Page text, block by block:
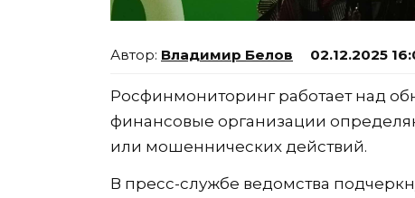
Владимир Белов 02.12.2025
Росфинмониторинг работает над
финансовые организации
или мошеннических действий.
В пресс-службе ведомства